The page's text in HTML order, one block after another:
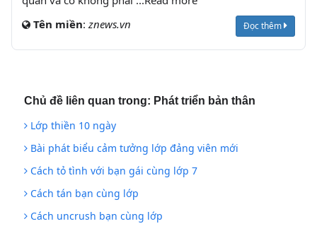
Tên miền:znews.vn Đọc thêm
Chủ đề liên quan trong: Phát triển bản thân
Lớp thiền 10 ngày
Bài phát biểu cảm tưởng lớp đảng viên mới
Cách tỏ tình với bạn gái cùng lớp 7
Cách tán bạn cùng lớp
Cách uncrush bạn cùng lớp